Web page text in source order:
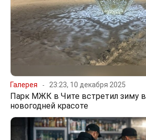
Галерея 23:23, 10 декабря 2025
Парк МЖК в Чите встретил зиму
новогодней красоте